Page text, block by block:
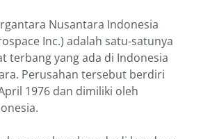
Nusantara Indonesia
Inc.) adalah satu-satunya
terbang yang ada di Indonesia
Perusahan tersebut berdiri
1976 dan dimiliki oleh